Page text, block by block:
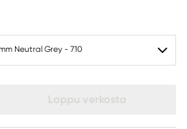
Neutral Grey - 710
Loppu verkosta